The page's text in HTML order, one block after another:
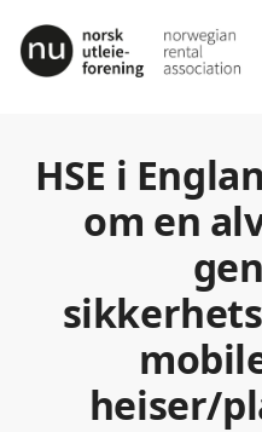
HSE i
om en
heiser/